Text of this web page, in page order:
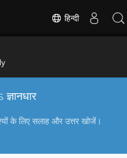
हिन्दी
के लिए सलाह और उत्तर खोजें।